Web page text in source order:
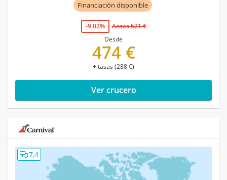
Financiación disponible
-9.02%
Antes 521 €
Desde
474 €
+ tasas (288 €)
Ver crucero
7,4